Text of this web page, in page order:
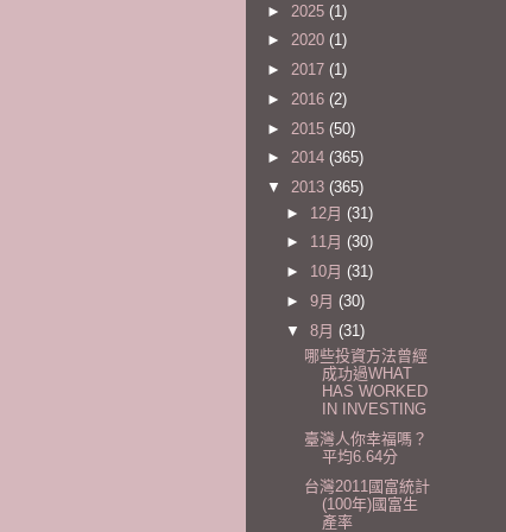
► 2025 (1)
► 2020 (1)
► 2017 (1)
► 2016 (2)
► 2015 (50)
► 2014 (365)
▼ 2013 (365)
► 12月 (31)
► 11月 (30)
► 10月 (31)
► 9月 (30)
▼ 8月 (31)
哪些投資方法曾經
成功過WHAT
HAS WORKED
IN INVESTING
臺灣人你幸福嗎？
平均6.64分
台灣2011國富統計
(100年)國富生
產率